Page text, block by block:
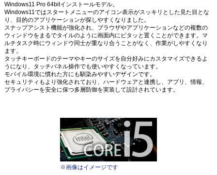
Windows11 Pro 64bitインストールモデル。
Windows11ではスタートメニューのアイコン表示がスッキリとした見た目とな
り、目的のアプリケーションが探しやすくなりました。
スナップアシスト機能が強化され、ブラウザやアプリケーションなどの複数の
ウィンドウをまるでタイルのように画面内にピタッと置くことができます。マ
ルチタスク時にウィンドウ同士が重なり合うことがなく、作業がしやすくなり
ます。
タッチキーボードのテーマやキーのサイズを自分好みにカスタマイズできるよ
うになり、タッチパネル操作でも使いやすくなっています。
モバイル環境に慣れた方にも馴染みやすいデザインです。
セキュリティもより強化されており、ハードウェアと連携し、アプリ、情報、
プライバシーを安全に保つ多層防御を実装して設計されています。
※画像はイメージです